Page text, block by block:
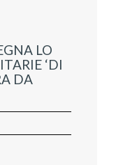
LO
‘DI
DA